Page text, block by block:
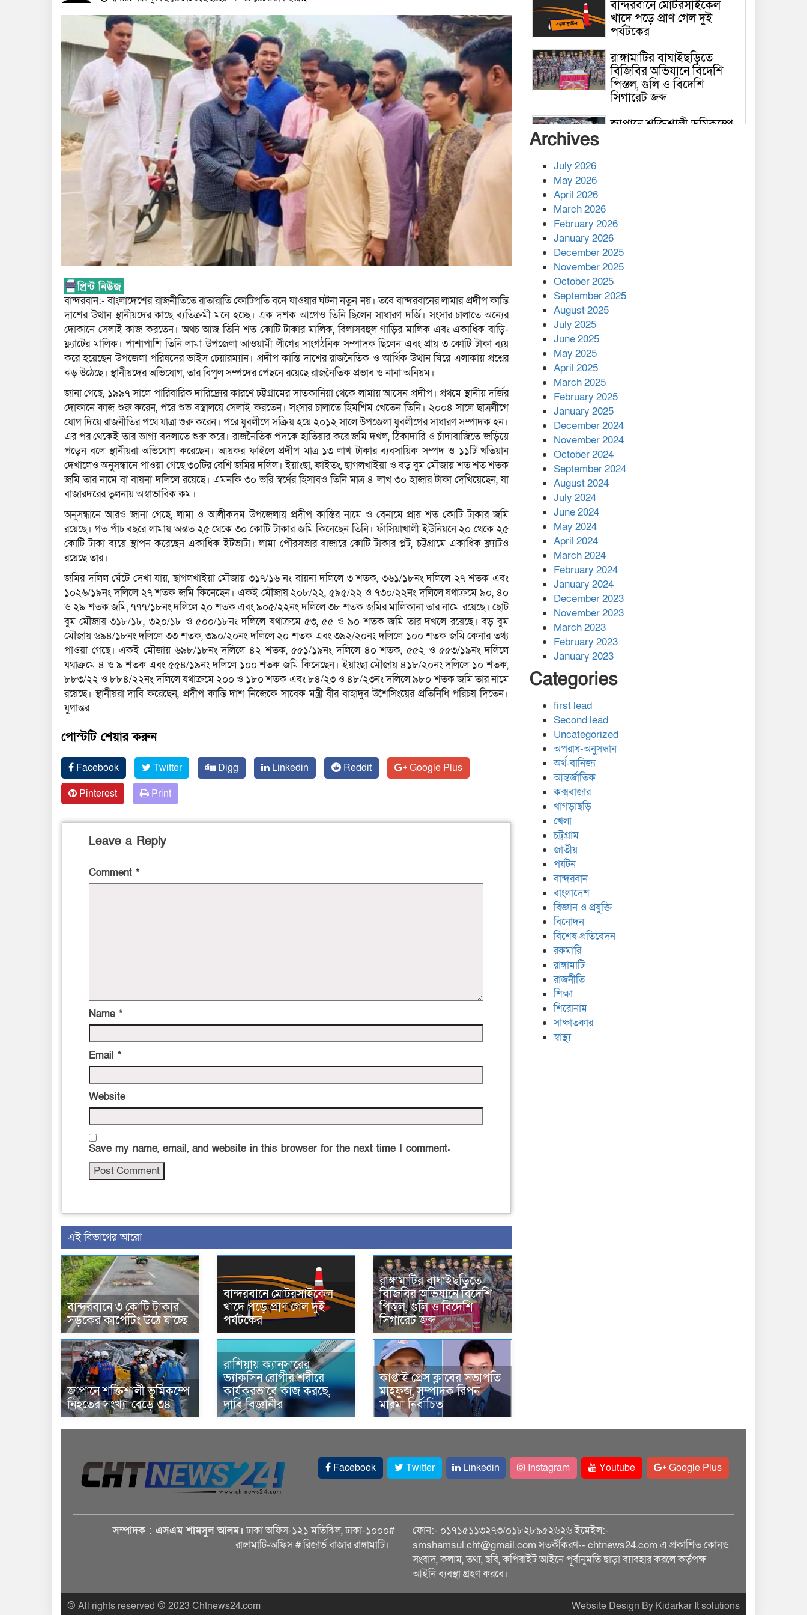
বান্দরবান:- বাংলাদেশের রাজনীতিতে রাতারাতি কোটিপতি বনে যাওয়ার ঘটনা নতুন নয়। তবে বান্দরবানের লামার প্রদীপ কান্তি
দাশের উত্থান স্থানীয়দের কাছে ব্যতিক্রমী মনে হচ্ছে। এক দশক আগেও তিনি ছিলেন সাধারণ দর্জি। সংসার চালাতে অন্যের
দোকানে সেলাই কাজ করতেন। অথচ আজ তিনি শত কোটি টাকার মালিক, বিলাসবহুল গাড়ির মালিক এবং একাধিক বাড়ি-
ফ্ল্যাটের মালিক। পাশাপাশি তিনি লামা উপজেলা আওয়ামী লীগের সাংগঠনিক সম্পাদক ছিলেন এবং প্রায় ৩ কোটি টাকা ব্যয়
করে হয়েছেন উপজেলা পরিষদের ভাইস চেয়ারম্যান। প্রদীপ কান্তি দাশের রাজনৈতিক ও আর্থিক উত্থান ঘিরে এলাকায় প্রশ্নের
ঝড় উঠেছে। স্থানীয়দের অভিযোগ, তার বিপুল সম্পদের পেছনে রয়েছে রাজনৈতিক প্রভাব ও নানা অনিয়ম।
জানা গেছে, ১৯৯৭ সালে পারিবারিক দারিদ্র্যের কারণে চট্টগ্রামের সাতকানিয়া থেকে লামায় আসেন প্রদীপ। প্রথমে স্থানীয় দর্জির
দোকানে কাজ শুরু করেন, পরে শুভ বস্ত্রালয়ে সেলাই করতেন। সংসার চালাতে হিমশিম খেতেন তিনি। ২০০৪ সালে ছাত্রলীগে
যোগ দিয়ে রাজনীতির পথে যাত্রা শুরু করেন। পরে যুবলীগে সক্রিয় হয়ে ২০১২ সালে উপজেলা যুবলীগের সাধারণ সম্পাদক হন।
এর পর থেকেই তার ভাগ্য বদলাতে শুরু করে। রাজনৈতিক পদকে হাতিয়ার করে জমি দখল, ঠিকাদারি ও চাঁদাবাজিতে জড়িয়ে
পড়েন বলে স্থানীয়রা অভিযোগ করেছেন। আয়কর ফাইলে প্রদীপ মাত্র ১৩ লাখ টাকার ব্যবসায়িক সম্পদ ও ১১টি খতিয়ান
দেখালেও অনুসন্ধানে পাওয়া গেছে ৩০টির বেশি জমির দলিল। ইয়াংছা, ফাইতং, ছাগলখাইয়া ও বড় বুম মৌজায় শত শত শতক
জমি তার নামে বা বায়না দলিলে রয়েছে। এমনকি ৩০ ভরি স্বর্ণের হিসাবও তিনি মাত্র ৪ লাখ ৩০ হাজার টাকা দেখিয়েছেন, যা
বাজারদরের তুলনায় অস্বাভাবিক কম।
অনুসন্ধানে আরও জানা গেছে, লামা ও আলীকদম উপজেলায় প্রদীপ কান্তির নামে ও বেনামে প্রায় শত কোটি টাকার জমি
রয়েছে। গত পাঁচ বছরে লামায় অন্তত ২৫ থেকে ৩০ কোটি টাকার জমি কিনেছেন তিনি। ফাঁসিয়াখালী ইউনিয়নে ২০ থেকে ২৫
কোটি টাকা ব্যয়ে স্থাপন করেছেন একাধিক ইটভাটা। লামা পৌরসভার বাজারে কোটি টাকার প্লট, চট্টগ্রামে একাধিক ফ্ল্যাটও
রয়েছে তার।
জমির দলিল ঘেঁটে দেখা যায়, ছাগলখাইয়া মৌজায় ৩১৭/১৬ নং বায়না দলিলে ৩ শতক, ৩৬১/১৮নং দলিলে ২৭ শতক এবং
১০২৬/১৯নং দলিলে ২৭ শতক জমি কিনেছেন। একই মৌজায় ২০৮/২২, ৫৯৫/২২ ও ৭৩০/২২নং দলিলে যথাক্রমে ৯০, ৪০
ও ২৯ শতক জমি, ৭৭৭/১৮নং দলিলে ২০ শতক এবং ৯০৫/২২নং দলিলে ৩৮ শতক জমির মালিকানা তার নামে রয়েছে। ছোট
বুম মৌজায় ৩১৮/১৮, ৩২০/১৮ ও ৫০০/১৮নং দলিলে যথাক্রমে ৫৩, ৫৫ ও ৯০ শতক জমি তার দখলে রয়েছে। বড় বুম
মৌজায় ৬৯৪/১৮নং দলিলে ৩৩ শতক, ৩৯০/২০নং দলিলে ২০ শতক এবং ৩৯২/২০নং দলিলে ১০০ শতক জমি কেনার তথ্য
পাওয়া গেছে। একই মৌজায় ৬৯৮/১৮নং দলিলে ৪২ শতক, ৫৫১/১৯নং দলিলে ৪০ শতক, ৫৫২ ও ৫৫৩/১৯নং দলিলে
যথাক্রমে ৪ ও ৯ শতক এবং ৫৫৪/১৯নং দলিলে ১০০ শতক জমি কিনেছেন। ইয়াংছা মৌজায় ৪১৮/২০নং দলিলে ১০ শতক,
৮৮৩/২২ ও ৮৮৪/২২নং দলিলে যথাক্রমে ২০০ ও ১৮০ শতক এবং ৮৪/২৩ ও ৪৮/২৩নং দলিলে ৯৮০ শতক জমি তার নামে
রয়েছে। স্থানীয়রা দাবি করেছেন, প্রদীপ কান্তি দাশ নিজেকে সাবেক মন্ত্রী বীর বাহাদুর উশৈসিংয়ের প্রতিনিধি পরিচয় দিতেন।
যুগান্তর
পোস্টটি শেয়ার করুন
Facebook Twitter Digg Linkedin Reddit
Google Plus
Pinterest
Print
Leave a Reply
Comment *
Name *
Email *
Website
Save my name, email, and website in this browser for the next time I comment.
এই বিভাগের আরো
বান্দরবানে ৩ কোটি টাকার
সড়কের কার্পেটিং উঠে যাচ্ছে
বান্দরবানে মোটরসাইকেল
খাদে পড়ে প্রাণ গেল দুই
পর্যটকের
রাঙ্গামাটির বাঘাইছড়িতে
বিজিবির অভিযানে বিদেশি
পিস্তল, গুলি ও বিদেশি
সিগারেট জব্দ
জাপানে শক্তিশালী ভূমিকম্পে
নিহতের সংখ্যা বেড়ে ৩৪
রাশিয়ায় ক্যানসারের
ভ্যাকসিন রোগীর শরীরে
কার্যকরভাবে কাজ করছে,
দাবি বিজ্ঞানীর
কাপ্তাই প্রেস ক্লাবের সভাপতি
মাহফুজ, সম্পাদক রিপন
মারমা নির্বাচিত
বান্দরবানে মোটরসাইকেল
খাদে পড়ে প্রাণ গেল দুই
পর্যটকের
রাঙ্গামাটির বাঘাইছড়িতে
বিজিবির অভিযানে বিদেশি
পিস্তল, গুলি ও বিদেশি
সিগারেট জব্দ
জাপানে শক্তিশালী ভূমিকম্পে
কাপ্তাই প্রেস ক্লাবের সভাপতি
মাহফুজ, সম্পাদক রিপন মারমা
নির্বাচিত
মালয়েশিয়ার প্রধানমন্ত্রীকে চিঠি
দেয়ার পর ফোন তারেক
রহমানের,গ্যাস সঙ্কট
মোকাবিলায় সহায়তার আশ্বাস
এক বিলিয়ন ডলার বিনিয়োগ
হবে আনোয়ারায়
বান্দরবানে বন্যায় ক্ষতিগ্রস্তদের
মাঝে সহায়তা দিলেন সাচিং প্রু
জেরী
Archives
July 2026
May 2026
April 2026
March 2026
February 2026
January 2026
December 2025
November 2025
October 2025
September 2025
August 2025
July 2025
June 2025
May 2025
April 2025
March 2025
February 2025
January 2025
December 2024
November 2024
October 2024
September 2024
August 2024
July 2024
June 2024
May 2024
April 2024
March 2024
February 2024
January 2024
December 2023
November 2023
March 2023
February 2023
January 2023
Categories
first lead
Second lead
Uncategorized
অপরাধ-অনুসন্ধান
অর্থ-বানিজ্য
আন্তর্জাতিক
কক্সবাজার
খাগড়াছড়ি
খেলা
চট্রগ্রাম
জাতীয়
পর্যটন
বান্দরবান
বাংলাদেশ
বিজ্ঞান ও প্রযুক্তি
বিনোদন
বিশেষ প্রতিবেদন
রকমারি
রাঙ্গামাটি
রাজনীতি
শিক্ষা
শিরোনাম
সাক্ষাতকার
স্বাস্থ্য
Facebook Twitter Linkedin Instagram Youtube Google Plus
সম্পাদক : এসএম শামসুল আলম। ঢাকা অফিস-১২১ মতিঝিল, ঢাকা-১০০০#
রাঙ্গামাটি-অফিস # রিজার্ভ বাজার রাঙ্গামাটি।
ফোন:- ০১৭১৫১১৩২৭৩/০১৮২৮৯৫২৬২৬ ইমেইল:-
smshamsul.cht@gmail.com সতর্কীকরণ-- chtnews24.com এ প্রকাশিত কোনও
সংবাদ, কলাম, তথ্য, ছবি, কপিরাইট আইনে পূর্বানুমতি ছাড়া ব্যাবহার করলে কর্তৃপক্ষ
আইনি ব্যবস্থা গ্রহণ করবে।
© All rights reserved © 2023 Chtnews24.com Website Design By Kidarkar It solutions